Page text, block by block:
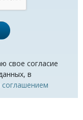
свое согласие
в